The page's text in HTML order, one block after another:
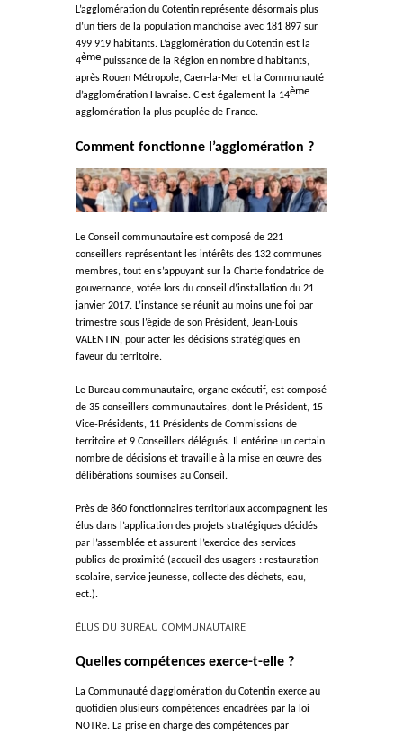
L’agglomération du Cotentin représente désormais plus
d’un tiers de la population manchoise avec 181 897 sur
499 919 habitants. L’agglomération du Cotentin est la
4ème puissance de la Région en nombre d’habitants,
après Rouen Métropole, Caen-la-Mer et la Communauté
d’agglomération Havraise. C’est également la 14ème
agglomération la plus peuplée de France.
Comment fonctionne l’agglomération ?
Le Conseil communautaire est composé de 221
conseillers représentant les intérêts des 132 communes
membres, tout en s’appuyant sur la Charte fondatrice de
gouvernance, votée lors du conseil d’installation du 21
janvier 2017. L’instance se réunit au moins une foi par
trimestre sous l’égide de son Président, Jean-Louis
VALENTIN, pour acter les décisions stratégiques en
faveur du territoire.
Le Bureau communautaire, organe exécutif, est composé
de 35 conseillers communautaires, dont le Président, 15
Vice-Présidents, 11 Présidents de Commissions de
territoire et 9 Conseillers délégués. Il entérine un certain
nombre de décisions et travaille à la mise en œuvre des
délibérations soumises au Conseil.
Près de 860 fonctionnaires territoriaux accompagnent les
élus dans l’application des projets stratégiques décidés
par l’assemblée et assurent l’exercice des services
publics de proximité (accueil des usagers : restauration
scolaire, service jeunesse, collecte des déchets, eau,
ect.).
ÉLUS DU BUREAU COMMUNAUTAIRE
Quelles compétences exerce-t-elle ?
La Communauté d’agglomération du Cotentin exerce au
quotidien plusieurs compétences encadrées par la loi
NOTRe. La prise en charge des compétences par